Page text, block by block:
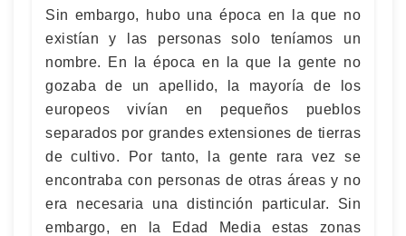
Sin embargo, hubo una época en la que no
existían y las personas solo teníamos un
nombre. En la época en la que la gente no
gozaba de un apellido, la mayoría de los
europeos vivían en pequeños pueblos
separados por grandes extensiones de tierras
de cultivo. Por tanto, la gente rara vez se
encontraba con personas de otras áreas y no
era necesaria una distinción particular. Sin
embargo, en la Edad Media estas zonas